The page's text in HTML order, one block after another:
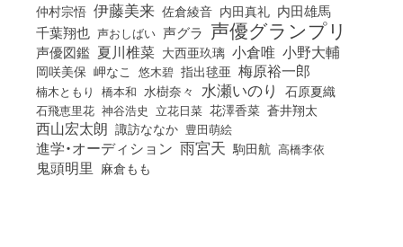
仲村宗悟 伊藤美来 佐倉綾音 内田真礼 内田雄馬
千葉翔也 声おしばい 声グラ 声優グランプリ
声優図鑑 夏川椎菜 大西亜玖璃 小倉唯 小野大輔
岡咲美保 岬なこ 悠木碧 指出毬亜 梅原裕一郎
楠木ともり 橋本和 水樹奈々 水瀬いのり 石原夏織
石飛恵里花 神谷浩史 立花日菜 花澤香菜 蒼井翔太
西山宏太朗 諏訪ななか 豊田萌絵
進学・オーディション 雨宮天 駒田航 高橋李依
鬼頭明里 麻倉もも